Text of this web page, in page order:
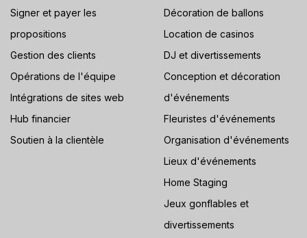
Signer et payer les
propositions
Gestion des clients
Opérations de l'équipe
Intégrations de sites web
Hub financier
Soutien à la clientèle
Décoration de ballons
Location de casinos
DJ et divertissements
Conception et décoration
d'événements
Fleuristes d'événements
Organisation d'événements
Lieux d'événements
Home Staging
Jeux gonflables et
divertissements